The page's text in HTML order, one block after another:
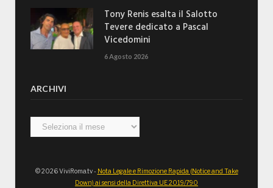
Tony Renis esalta il Salotto
Tevere dedicato a Pascal
Vicedomini
6 Agosto 2026
ARCHIVI
Archivi
© 2026 ViviRoma.tv - Nota Legale e Rimozione Rapida (Notice and Take
Down) ai sensi della Direttiva UE 2019/790